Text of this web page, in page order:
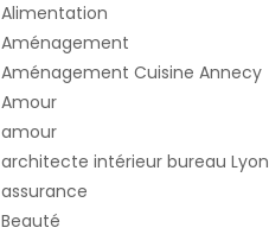
Alimentation
Aménagement
Aménagement Cuisine Annecy
Amour
amour
architecte intérieur bureau Lyon
assurance
Beauté